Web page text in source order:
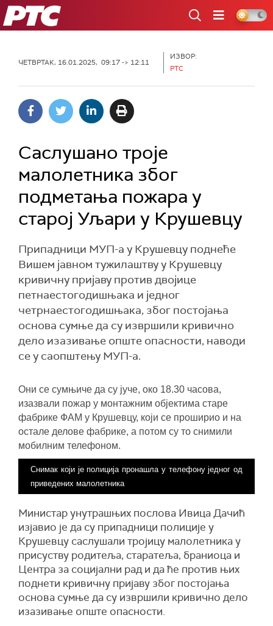
РТС
ЧЕТВРТАК, 16.01.2025, 09:17 -> 12:11
ИЗВОР:
РТС
Саслушано троје
малолетника због
подметања пожара у
старој Уљари у Крушевцу
Припадници MУП-а у Крушевцу поднеће
Вишем јавном тужилаштву у Крушевцу
кривичну пријаву против двојице
петнаестогодишњака и једног
четрнаестогодишњака, због постојања
основа сумње да су извршили кривично
дело изазивање опште опасности, наводи
се у саопштењу МУП-а.
Они се сумњиче да су јуче, око 18.30 часова,
изазвали пожар у монтажним објектима старе
фабрике ФАМ у Крушевцу, који се проширио и на
остале делове фабрике, а потом су то снимили
мобилним телефоном.
Снимак који је полиција пронашла у телефону једног од
приведених малолетника
Министар унутрашњих послова Ивица Дачић
изјавио је да су припадници полиције у
Крушевцу саслушали тројицу малолетника у
присуству родитеља, старатеља, браниоца и
Центра за социјални рад и да ће против њих
поднети кривичну пријаву због постојања
основа сумње да су извршили кривично дело
изазивање опште опасности.